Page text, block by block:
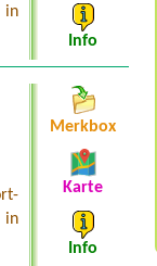
in
Info
in
Merkbox
Karte
Info